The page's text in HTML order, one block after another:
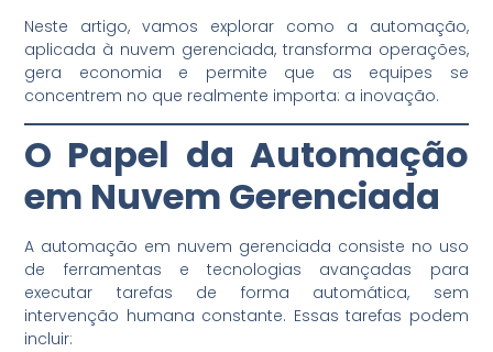
Neste artigo, vamos explorar como a automação,
aplicada à nuvem gerenciada, transforma operações,
gera economia e permite que as equipes se
concentrem no que realmente importa: a inovação.
O Papel da Automação
em Nuvem Gerenciada
A automação em nuvem gerenciada consiste no uso
de ferramentas e tecnologias avançadas para
executar tarefas de forma automática, sem
intervenção humana constante. Essas tarefas podem
incluir: